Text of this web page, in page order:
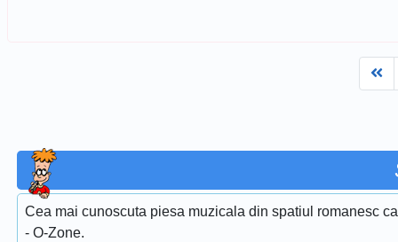
Cea mai cunoscuta piesa muzicala din spatiul romanesc
- O-Zone.